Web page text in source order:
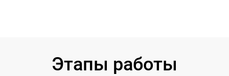
Этапы работы